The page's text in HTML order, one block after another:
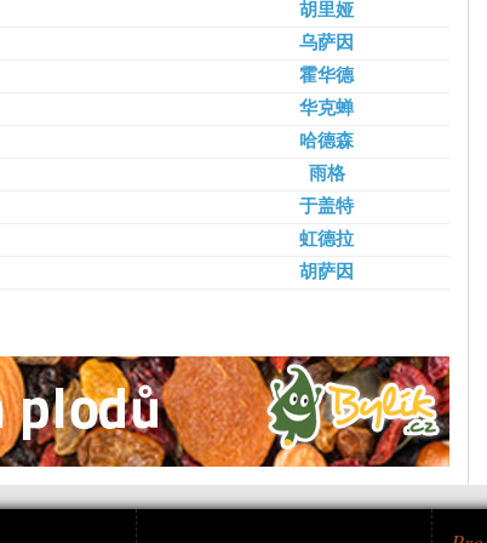
胡里娅
乌萨因
霍华德
华克蝉
哈德森
雨格
于盖特
虹德拉
胡萨因